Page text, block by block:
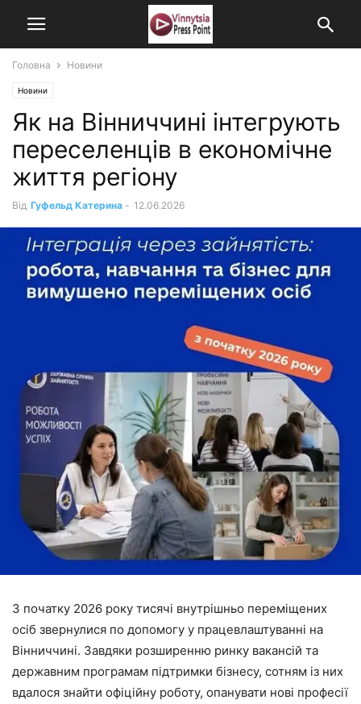
Головна Новини
Новини
Як на Вінниччині інтегрують
переселенців в економічне
життя регіону
Від Гуфельд Катерина - 12.06.2026
З початку 2026 року тисячі внутрішньо переміщених
осіб звернулися по допомогу у працевлаштуванні на
Вінниччині. Завдяки розширенню ринку вакансій та
державним програмам підтримки бізнесу, сотням із них
вдалося знайти офіційну роботу, опанувати нові професії